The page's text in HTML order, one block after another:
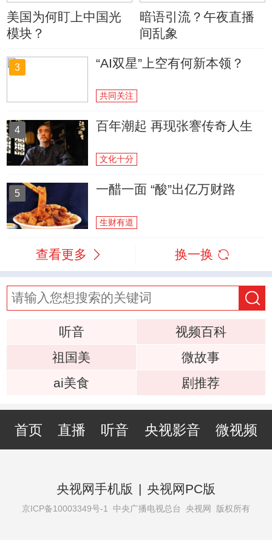
美国为何盯上中国光
模块？
暗语引流？午夜直播
间乱象
3 “AI双星”上空有何新本领？
共同关注
4 百年潮起 再现张謇传奇人生
文化十分
5 一醋一面 “酸”出亿万财路
生财有道
查看更多 换一换
听音
视频百科
祖国美
微故事
ai美食
剧推荐
首页 直播 听音 央视影音 微视频
央视网手机版 | 央视网PC版
京ICP备10003349号-1 中央广播电视总台 央视网 版权所有